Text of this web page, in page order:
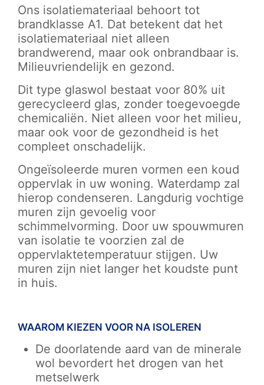
Ons isolatiemateriaal behoort tot
brandklasse A1. Dat betekent dat het
isolatiemateriaal niet alleen
brandwerend, maar ook onbrandbaar is.
Milieuvriendelijk en gezond.
Dit type glaswol bestaat voor 80% uit
gerecycleerd glas, zonder toegevoegde
chemicaliën. Niet alleen voor het milieu,
maar ook voor de gezondheid is het
compleet onschadelijk.
Ongeïsoleerde muren vormen een koud
oppervlak in uw woning. Waterdamp zal
hierop condenseren. Langdurig vochtige
muren zijn gevoelig voor
schimmelvorming. Door uw spouwmuren
van isolatie te voorzien zal de
oppervlaktetemperatuur stijgen. Uw
muren zijn niet langer het koudste punt
in huis.
WAAROM KIEZEN VOOR NA ISOLEREN
De doorlatende aard van de minerale
wol bevordert het drogen van het
metselwerk